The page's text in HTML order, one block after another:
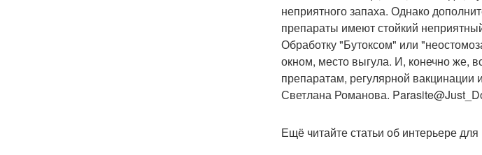
неприятного запаха. Однако
препараты имеют стойкий
Обработку "Бутоксом" или
окном, место выгула. И, конечно же,
препаратам, регулярной вакцинации
Светлана Романова.
Ещё читайте статьи об интерьере